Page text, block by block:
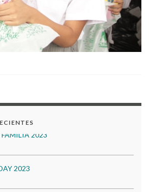
– Modificación al Plan de Compras 2024
FAMILIA 2023
2023
INSTITUCIONAL 2023